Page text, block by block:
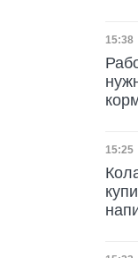
15:38
15:25